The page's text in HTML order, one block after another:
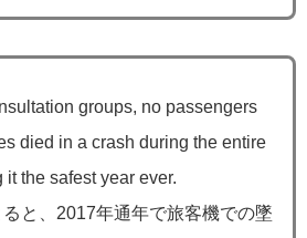
groups, no passengers
died in a crash during the entire
the safest year ever.
と、2017年通年で旅客機での墜